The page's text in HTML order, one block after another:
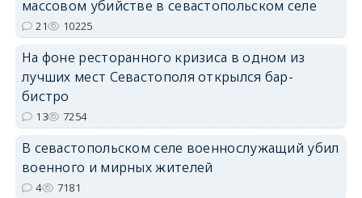
массовом убийстве в севастопольском селе
21 10225
На фоне ресторанного кризиса в одном из
лучших мест Севастополя открылся бар-
бистро
13 7254
В севастопольском селе военнослужащий убил
военного и мирных жителей
4 7181